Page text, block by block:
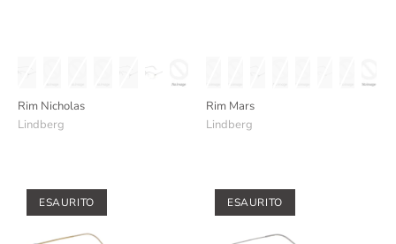
Rim Nicholas
Lindberg
Rim Mars
Lindberg
ESAURITO ESAURITO